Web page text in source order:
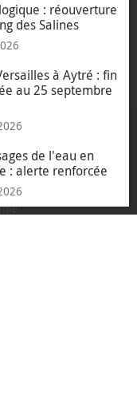
de cookies pour des
de mesure
aux données à
personnelles
le message
: réouverture
des Salines
à Aytré : fin
au 25 septembre
de l'eau en
: alerte renforcée